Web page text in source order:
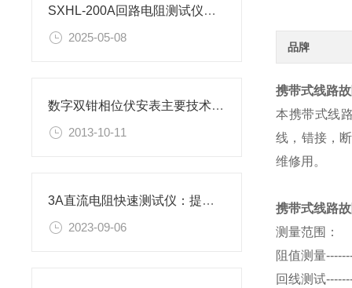
SXHL-200A回路电阻测试仪操作详细说明
2025-05-08
数字双钳相位伏安表主要技术指标
2013-10-11
3A直流电阻快速测试仪：提升测试效率与精准度
2023-09-06
品牌
携带式线路
本携带式线
线，错接，
维修用。
携带式线路
测量范围：
阻值测量
回线测试